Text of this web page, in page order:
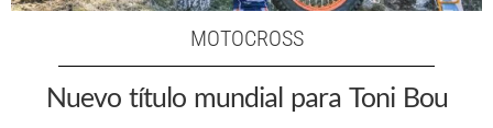
MOTOCROSS
Nuevo título mundial para Toni Bou